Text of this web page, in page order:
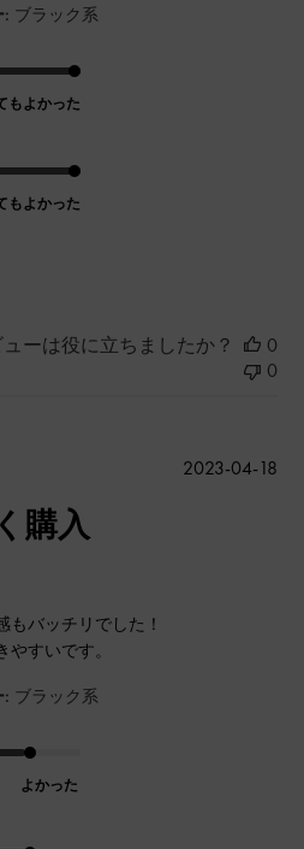
: ブラック系
もよかった
もよかった
ーは役に立ちましたか？
0
0
購入
もバッチリでした！
すいです。
: ブラック系
よかった
公
2023-04-18